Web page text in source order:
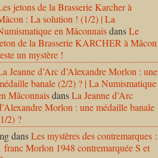
jetons de la Brasserie Karcher à
: La solution ! (1/2) | La
en MâconnaisdansLe
de la Brasserie KARCHER à Mâcon
un mystère !
Jeanne d’Arc d’Alexandre Morlon : une
banale (2/2) ? | La Numismatique
MâconnaisdansLa Jeanne d’Arc
Morlon : une médaille banale
2) ?
dansLes mystères des contremarques :
franc Morlon 1948 contremarquée S et